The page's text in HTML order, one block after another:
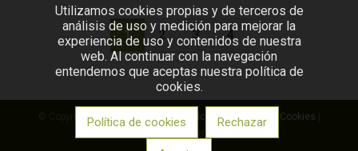
1 2 3 4
© Copyright 2026 | Aviso legal | Política de privacidad Cookies
Utilizamos cookies propias y de terceros de
análisis de uso y medición para mejorar la
experiencia de uso y contenidos de nuestra
web. Al continuar con la navegación
entendemos que aceptas nuestra política de
cookies.
Política de cookies Rechazar